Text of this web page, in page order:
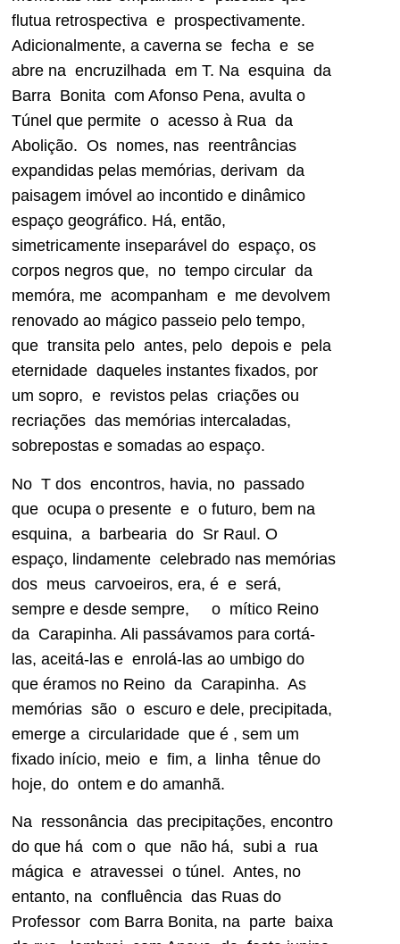
flutua retrospectiva e prospectivamente.
Adicionalmente, a caverna se fecha e se
abre na encruzilhada em T. Na esquina da
Barra Bonita com Afonso Pena, avulta o
Túnel que permite o acesso à Rua da
Abolição. Os nomes, nas reentrâncias
expandidas pelas memórias, derivam da
paisagem imóvel ao incontido e dinâmico
espaço geográfico. Há, então,
simetricamente inseparável do espaço, os
corpos negros que, no tempo circular da
memóra, me acompanham e me devolvem
renovado ao mágico passeio pelo tempo,
que transita pelo antes, pelo depois e pela
eternidade daqueles instantes fixados, por
um sopro, e revistos pelas criações ou
recriações das memórias intercaladas,
sobrepostas e somadas ao espaço.
No T dos encontros, havia, no passado
que ocupa o presente e o futuro, bem na
esquina, a barbearia do Sr Raul. O
espaço, lindamente celebrado nas memórias
dos meus carvoeiros, era, é e será,
sempre e desde sempre, o mítico Reino
da Carapinha. Ali passávamos para cortá-
las, aceitá-las e enrolá-las ao umbigo do
que éramos no Reino da Carapinha. As
memórias são o escuro e dele, precipitada,
emerge a circularidade que é , sem um
fixado início, meio e fim, a linha tênue do
hoje, do ontem e do amanhã.
Na ressonância das precipitações, encontro
do que há com o que não há, subi a rua
mágica e atravessei o túnel. Antes, no
entanto, na confluência das Ruas do
Professor com Barra Bonita, na parte baixa